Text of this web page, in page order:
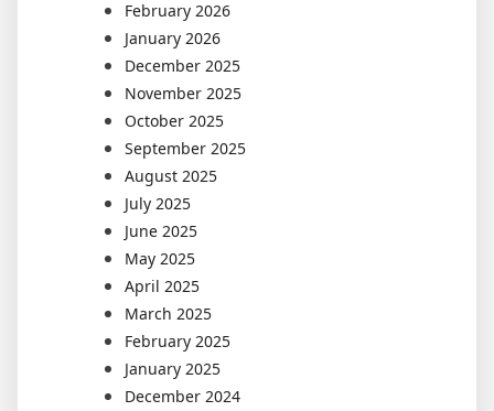
February 2026
January 2026
December 2025
November 2025
October 2025
September 2025
August 2025
July 2025
June 2025
May 2025
April 2025
March 2025
February 2025
January 2025
December 2024